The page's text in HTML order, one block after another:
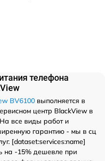
телефона
BV6100 выполняется в
центр BlackView в
все виды работ и
гарантию - мы в сц
[dataset:services:name]
на -15% дешевле при